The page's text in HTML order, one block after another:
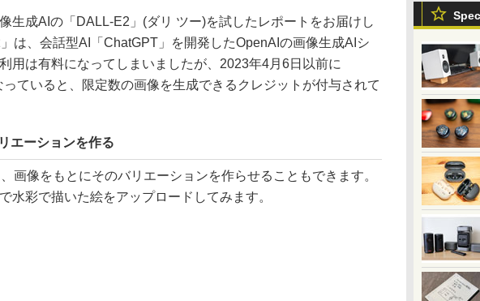
像生成AIの「DALL-E2」(ダリ ツー)を試したレポートをお届けし
は、会話型AI「ChatGPT」を開発したOpenAIの画像生成AIシ
用は有料になってしまいましたが、2023年4月6日以前に
ていると、限定数の画像を生成できるクレジットが付与されて
エーションを作る
、画像をもとにそのバリエーションを作らせることもできます。
水彩で描いた絵をアップロードしてみます。